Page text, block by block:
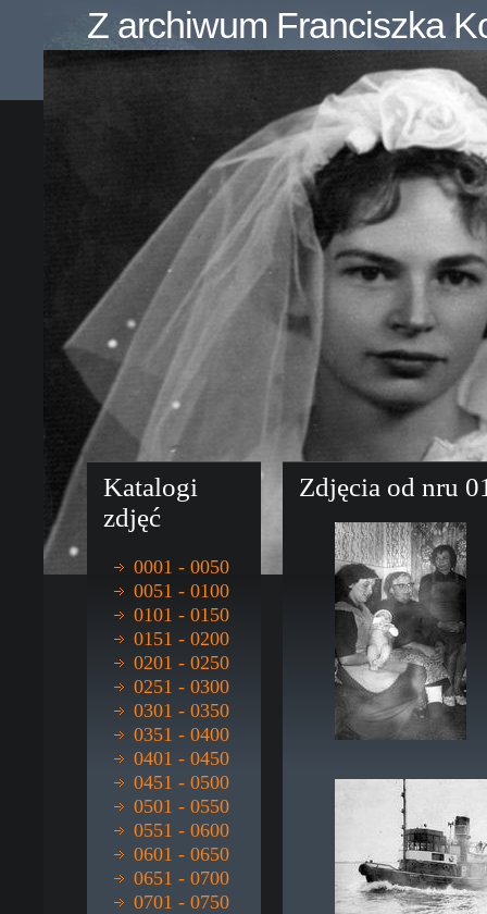
Z archiwum Franciszka
Katalogi
zdjęć
0001 - 0050
0051 - 0100
0101 - 0150
0151 - 0200
0201 - 0250
0251 - 0300
0301 - 0350
0351 - 0400
0401 - 0450
0451 - 0500
0501 - 0550
0551 - 0600
0601 - 0650
0651 - 0700
0701 - 0750
Zdjęcia od nru